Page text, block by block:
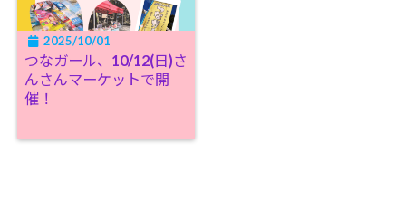
2025/10/01
つなガール、10/12(日)さ
んさんマーケットで開
催！